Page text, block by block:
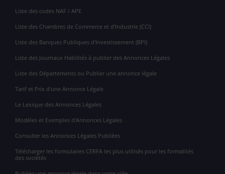
Liste des codes NAF / APE
Liste des Chambres de Commerce et d'Industrie (CCI)
Liste des Banques Publiques d'Investissement (BPI)
Liste des Journaux Habilités à publier des Annonces Légales
Liste des Départements ou Publier une annonce légale
Tarif et Prix d'une Annonce Légale
Le Lexique des Annonces Légales
Modèles et Exemples d'Annonces Légales
Consulter les Annonces Légales Publiées
Télécharger les formulaires CERFA les plus utilisés pour les formalités
des sociétés